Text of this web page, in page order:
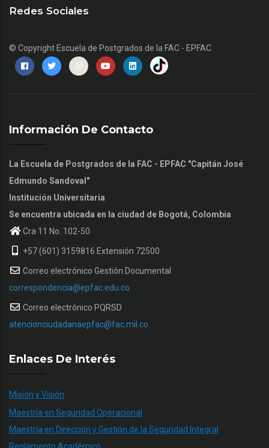
Redes Sociales
© Copyright Escuela de Postgrados de la FAC - EPFAC
Información De Contacto
La Escuela de Postgrados de la FAC - EPFAC "Capitán José
Edmundo Sandoval"
Institución Universitaria
Se encuentra ubicada en la ciudad de Bogotá, Colombia
Cra 11 No. 102-50
+57 (601) 3159816 Extensión 72500
Correo electrónico Gestión Documental
correspondencia@epfac.edu.co
Correo electrónico PQRSD
atencionciudadanaepfac@fac.mil.co
Enlaces De Interés
Misión y Visión
Maestría en Seguridad Operacional
Maestría en Dirección y Gestión de la Seguridad Integral